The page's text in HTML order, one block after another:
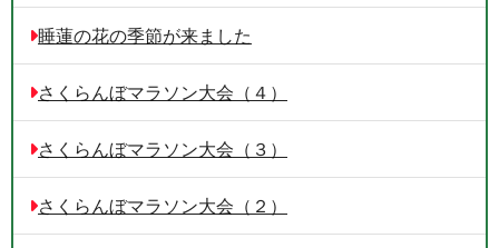
睡蓮の花の季節が来ました
さくらんぼマラソン大会（４）
さくらんぼマラソン大会（３）
さくらんぼマラソン大会（２）